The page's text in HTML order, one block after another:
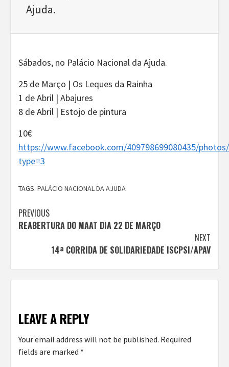
Ajuda.
Sábados, no Palácio Nacional da Ajuda.
25 de Março | Os Leques da Rainha
1 de Abril | Abajures
8 de Abril | Estojo de pintura
10€
https://www.facebook.com/409798699080435/photos/
type=3
TAGS: PALÁCIO NACIONAL DA AJUDA
Continue
Reading
PREVIOUS
REABERTURA DO MAAT DIA 22 DE MARÇO
NEXT
14ª CORRIDA DE SOLIDARIEDADE ISCPSI/APAV
LEAVE A REPLY
Your email address will not be published. Required
fields are marked *